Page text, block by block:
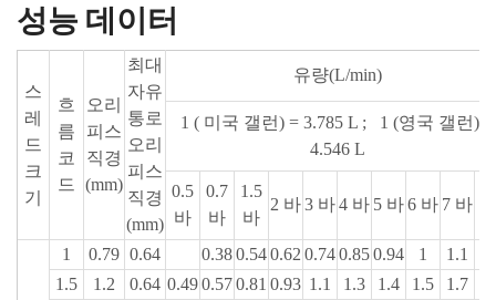
성능 데이터
스
레
드
크
기
흐
름
코
드
오리
피스
직경
(mm)
최대
자유
통로
오리
피스
직경
(mm)
유량(L/min)
1 ( 미국 갤런) = 3.785 L ; 1 (영국 갤런) =
4.546 L
0.5
바
0.7
바
1.5
바
2 바3 바4 바 5 바6 바 7 바
1 0.79 0.64 0.380.540.62 0.740.850.94 1 1.1
1.5
1.2 0.64 0.490.570.81 0.93 1.1 1.3 1.4 1.5 1.7